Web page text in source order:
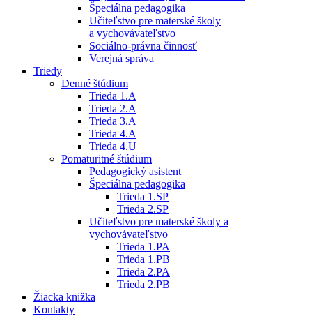
Špeciálna pedagogika
Učiteľstvo pre materské školy
a vychovávateľstvo
Sociálno-právna činnosť
Verejná správa
Triedy
Denné štúdium
Trieda 1.A
Trieda 2.A
Trieda 3.A
Trieda 4.A
Trieda 4.U
Pomaturitné štúdium
Pedagogický asistent
Špeciálna pedagogika
Trieda 1.SP
Trieda 2.SP
Učiteľstvo pre materské školy a
vychovávateľstvo
Trieda 1.PA
Trieda 1.PB
Trieda 2.PA
Trieda 2.PB
Žiacka knižka
Kontakty